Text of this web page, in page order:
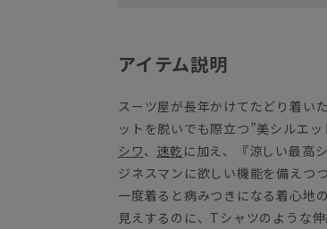
アイテム説明
スーツ屋が長年かけてたどり着い
ットを脱いでも際立つ”美シルエッ
シワ、 速乾 に加え、『涼しい最高
ジネスマンに欲しい機能を備えつ
一度着ると病みつきになる着心地
見えするのに、Tシャツのような